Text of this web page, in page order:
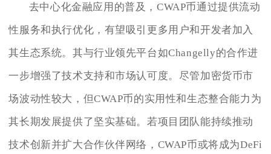
去中心化金融应用的普及，CWAP币通过提供流动
性服务和执行优化，有望吸引更多用户和开发者加入
其生态系统。其与行业领先平台如Changelly的合作进
一步增强了技术支持和市场认可度。尽管加密货币市
场波动性较大，但CWAP币的实用性和生态整合能力为
其长期发展提供了坚实基础。若项目团队能持续推动
技术创新并扩大合作伙伴网络，CWAP币或将成为DeFi